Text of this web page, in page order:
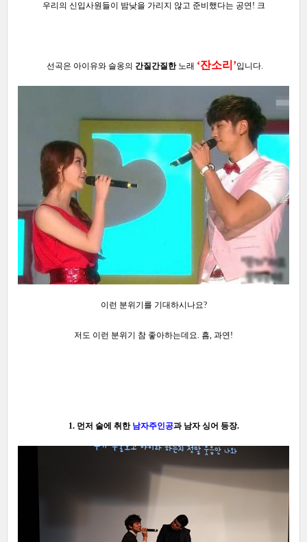
우리의 신입사원들이 밤낮을 가리지 않고 준비했다는 공연! 크
선곡은 아이유와 슬옹의 간질간질한노래 ‘잔소리 ’입니다.
이런 분위기를 기대하시나요?
저도 이런 분위기 참 좋아하는데요. 흠, 과연!
1. 먼저 술에 취한 남자주인공과 남자 싱어 등장.